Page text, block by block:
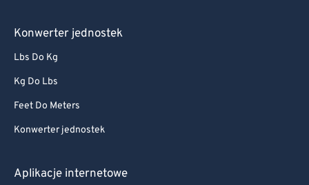
Konwerter jednostek
Lbs Do Kg
Kg Do Lbs
Feet Do Meters
Konwerter jednostek
Aplikacje internetowe